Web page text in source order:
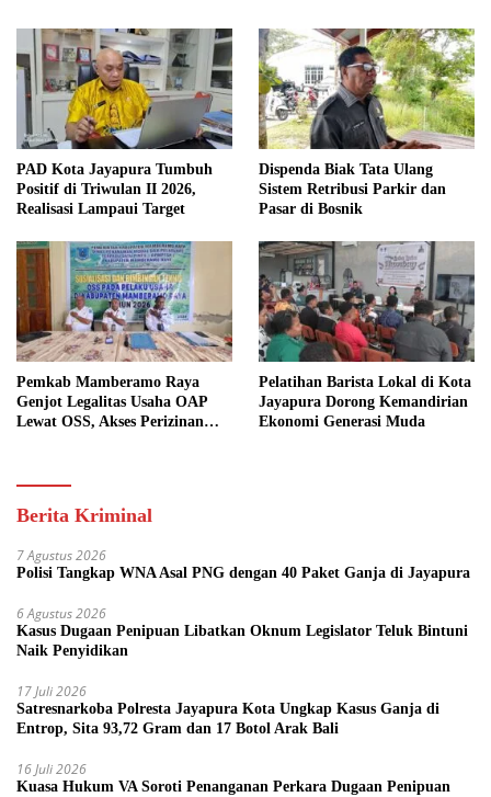
PAD Kota Jayapura Tumbuh
Positif di Triwulan II 2026,
Realisasi Lampaui Target
Dispenda Biak Tata Ulang
Sistem Retribusi Parkir dan
Pasar di Bosnik
Pemkab Mamberamo Raya
Genjot Legalitas Usaha OAP
Lewat OSS, Akses Perizinan
Pelatihan Barista Lokal di Kota
Jayapura Dorong Kemandirian
Ekonomi Generasi Muda
Berita Kriminal
7 Agustus 2026
Polisi Tangkap WNA Asal PNG dengan 40 Paket Ganja di Jayapura
6 Agustus 2026
Kasus Dugaan Penipuan Libatkan Oknum Legislator Teluk Bintuni
Naik Penyidikan
17 Juli 2026
Satresnarkoba Polresta Jayapura Kota Ungkap Kasus Ganja di
Entrop, Sita 93,72 Gram dan 17 Botol Arak Bali
16 Juli 2026
Kuasa Hukum VA Soroti Penanganan Perkara Dugaan Penipuan